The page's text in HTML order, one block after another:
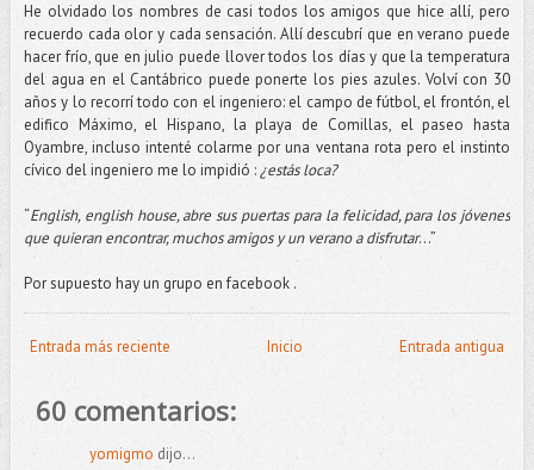
He olvidado los nombres de casi todos los amigos que hice allí, pero
recuerdo cada olor y cada sensación. Allí descubrí que en verano puede
hacer frío, que en julio puede llover todos los días y que la temperatura
del agua en el Cantábrico puede ponerte los pies azules. Volví con 30
años y lo recorrí todo con el ingeniero: el campo de fútbol, el frontón, el
edifico Máximo, el Hispano, la playa de Comillas, el paseo hasta
Oyambre, incluso intenté colarme por una ventana rota pero el instinto
cívico del ingeniero me lo impidió :¿estás loca?
“English, english house, abre sus puertas para la felicidad, para los jóvenes
que quieran encontrar, muchos amigos y un verano a disfrutar...”
Por supuesto hay un grupo en facebook .
Entrada más reciente Entrada antigua
Inicio
60 comentarios:
yomigmo dijo...